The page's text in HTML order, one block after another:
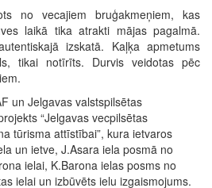
no vecajiem bruģakmeņiem, kas
laikā tika atrakti mājas pagalmā.
izskatā. Kaļķa apmetums
tikai notīrīts. Durvis veidotas pēc
un Jelgavas valstspilsētas
“Jelgavas vecpilsētas
tūrisma attīstībai”, kura ietvaros
un ietve, J.Asara iela posmā no
ielai, K.Barona ielas posms no
ielai un izbūvēts ielu izgaismojums.